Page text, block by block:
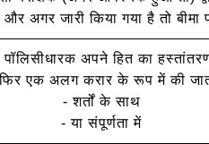
अगर जारी किया गया है तो बीमा
अपने हित का
फिर एक अलग करार के रूप में की
- शर्तों के साथ
- या संपूर्णता में